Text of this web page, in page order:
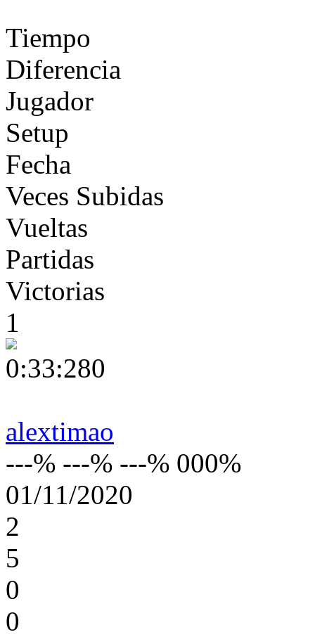
Tiempo
Diferencia
Jugador
Setup
Fecha
Veces Subidas
Vueltas
Partidas
Victorias
1
0:33:280
alextimao
---% ---% ---% 000%
01/11/2020
2
5
0
0